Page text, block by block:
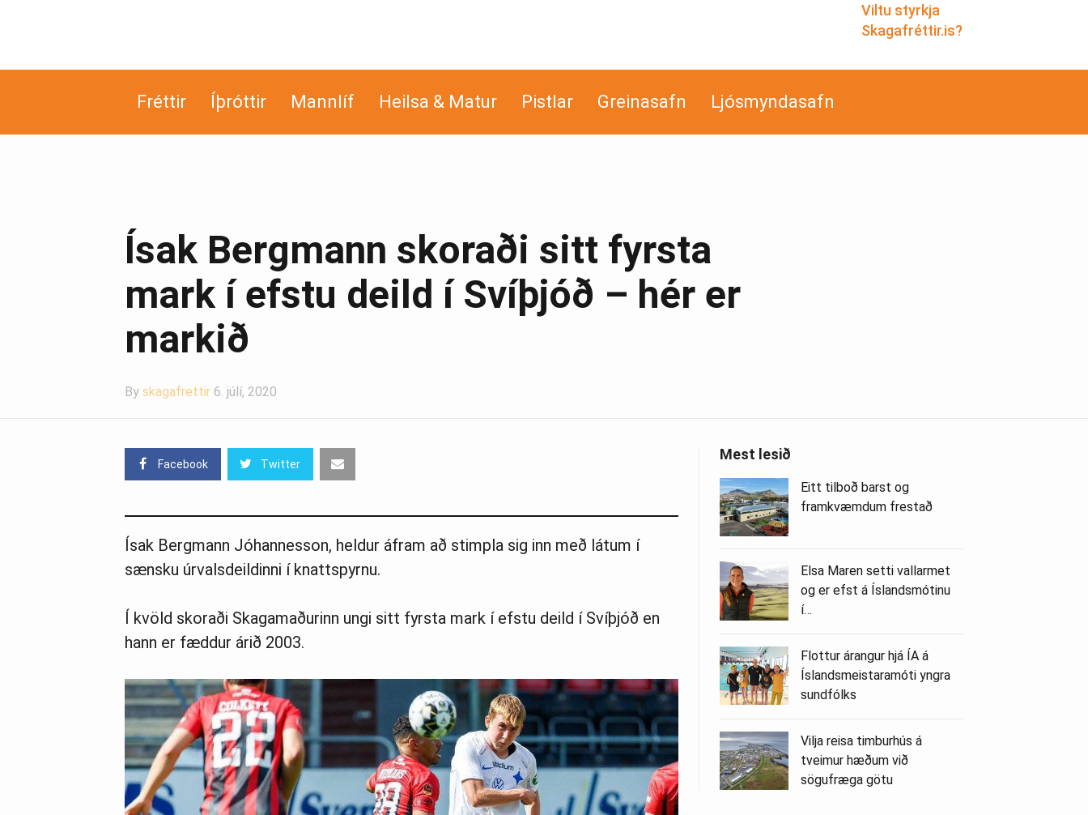
Viltu styrkja
Skagafréttir.is?
Fréttir Íþróttir Mannlíf Heilsa & Matur Pistlar Greinasafn Ljósmyndasafn
Ísak Bergmann skoraði sitt fyrsta
mark í efstu deild í Svíþjóð – hér er
markið
By skagafrettir 6. júlí, 2020
Facebook Twitter
Ísak Bergmann Jóhannesson, heldur áfram að stimpla sig inn með látum í
sænsku úrvalsdeildinni í knattspyrnu.
Í kvöld skoraði Skagamaðurinn ungi sitt fyrsta mark í efstu deild í Svíþjóð en
hann er fæddur árið 2003.
Mest lesið
Eitt tilboð barst og
framkvæmdum frestað
Elsa Maren setti vallarmet
og er efst á Íslandsmótinu
í…
Flottur árangur hjá ÍA á
Íslandsmeistaramóti yngra
sundfólks
Vilja reisa timburhús á
tveimur hæðum við
sögufræga götu